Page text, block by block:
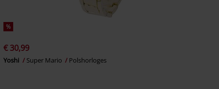
%
€ 30,99
Yoshi Super Mario Polshorloges